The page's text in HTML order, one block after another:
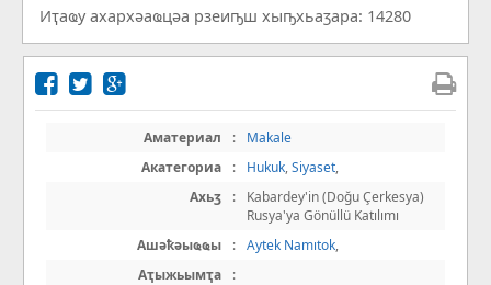
Иҭаҩу ахархәаҩцәа рзеиҧш хыҧхьаӡара: 14280
Аматериал :
Makale
Акатегориа
: Hukuk,Siyaset,
Ахьӡ
:
Kabardey'in (Doğu Çerkesya)
Rusya'ya Gönüllü Katılımı
Ашәҟәыҩҩы
: Aytek Namıtok,
Аҭыжьымҭа
: